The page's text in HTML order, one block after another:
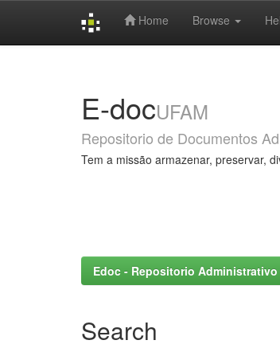
Home Browse
E-docUFAM
Repositorio de Documentos
Tem a missão armazenar, preservar,
Edoc - Repositorio Administrativo
Search